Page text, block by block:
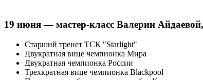
19 июня — мастер-класс Валерии
Старший тренет ТСК "Starlight"
Двукратная вице чемпионка Мира
Двукратная чемпионка России
Трехкратная вице чемпионка Blackpool